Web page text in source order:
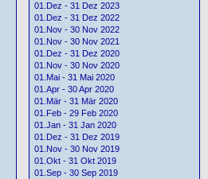
01.Dez - 31 Dez 2023
01.Dez - 31 Dez 2022
01.Nov - 30 Nov 2022
01.Nov - 30 Nov 2021
01.Dez - 31 Dez 2020
01.Nov - 30 Nov 2020
01.Mai - 31 Mai 2020
01.Apr - 30 Apr 2020
01.Mär - 31 Mär 2020
01.Feb - 29 Feb 2020
01.Jan - 31 Jan 2020
01.Dez - 31 Dez 2019
01.Nov - 30 Nov 2019
01.Okt - 31 Okt 2019
01.Sep - 30 Sep 2019